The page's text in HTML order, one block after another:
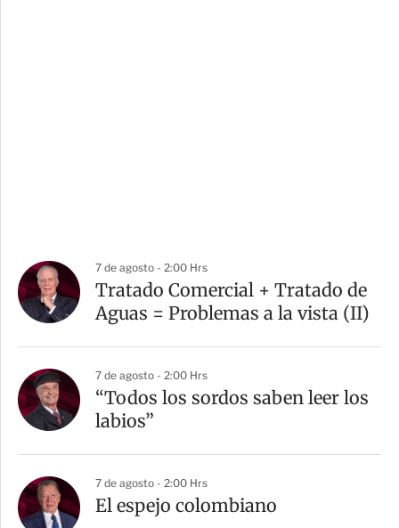
7 de agosto - 2:00 Hrs
Tratado Comercial + Tratado de
Aguas = Problemas a la vista (II)
7 de agosto - 2:00 Hrs
“Todos los sordos saben leer los
labios”
7 de agosto - 2:00 Hrs
El espejo colombiano